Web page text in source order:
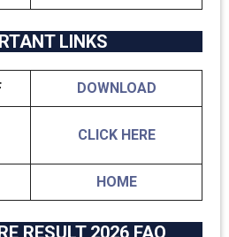
LINKS
DOWNLOAD
CLICK HERE
HOME
RESULT 2026 FAQ